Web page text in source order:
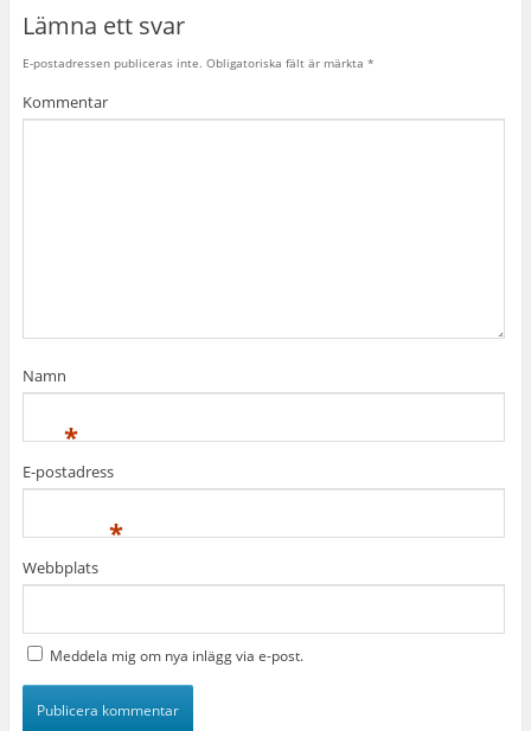
Lämna ett svar
E-postadressen publiceras inte. Obligatoriska fält är märkta *
Kommentar
Namn
*
E-postadress
*
Webbplats
Meddela mig om nya inlägg via e-post.